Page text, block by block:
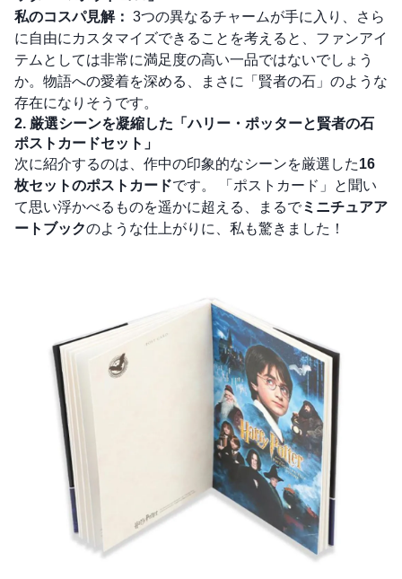
私のコスパ見解： 3つの異なるチャームが手に入り、さら
に自由にカスタマイズできることを考えると、ファンアイ
テムとしては非常に満足度の高い一品ではないでしょう
か。物語への愛着を深める、まさに「賢者の石」のような
存在になりそうです。
2. 厳選シーンを凝縮した「ハリー・ポッターと賢者の石
ポストカードセット」
次に紹介するのは、作中の印象的なシーンを厳選した16
枚セットのポストカードです。 「ポストカード」と聞い
て思い浮かべるものを遥かに超える、まるでミニチュアア
ートブックのような仕上がりに、私も驚きました！